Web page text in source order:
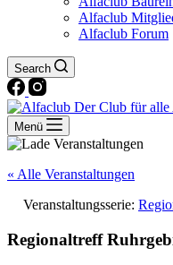
Alfaclub
Alfaclub Forum
Search
Menü
« Alle Veranstaltungen
Veranstaltungsserie:
Regionaltreff